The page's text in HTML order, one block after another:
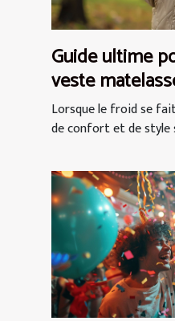
Guide ultime
veste
Lorsque le froid se
de confort et de style